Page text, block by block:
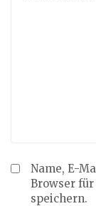
Name, E-
Browser
speichern.